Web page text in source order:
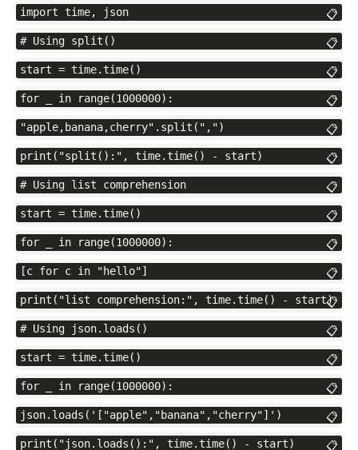
import time, json 📋
# Using split() 📋
start = time.time() 📋
for _ in range(1000000): 📋
"apple,banana,cherry".split(",") 📋
print("split():", time.time() - start) 📋
# Using list comprehension 📋
start = time.time() 📋
for _ in range(1000000): 📋
[c for c in "hello"] 📋
print("list comprehension:", time.time() - start)📋
# Using json.loads() 📋
start = time.time() 📋
for _ in range(1000000): 📋
json.loads('["apple","banana","cherry"]') 📋
print("json.loads():", time.time() - start) 📋